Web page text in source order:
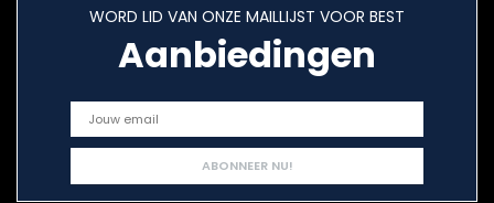
WORD LID VAN ONZE MAILLIJST VOOR BEST
Aanbiedingen